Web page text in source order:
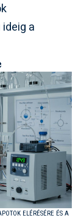
a
ELÉRÉSÉRE ÉS A